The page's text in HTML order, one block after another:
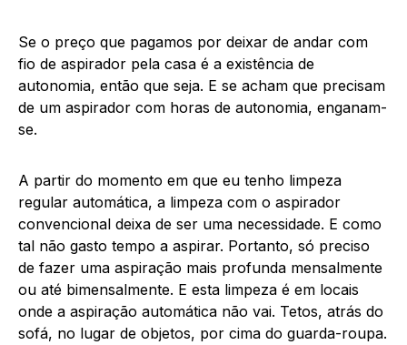
Se o preço que pagamos por deixar de andar com
fio de aspirador pela casa é a existência de
autonomia, então que seja. E se acham que precisam
de um aspirador com horas de autonomia, enganam-
se.
A partir do momento em que eu tenho limpeza
regular automática, a limpeza com o aspirador
convencional deixa de ser uma necessidade. E como
tal não gasto tempo a aspirar. Portanto, só preciso
de fazer uma aspiração mais profunda mensalmente
ou até bimensalmente. E esta limpeza é em locais
onde a aspiração automática não vai. Tetos, atrás do
sofá, no lugar de objetos, por cima do guarda-roupa.